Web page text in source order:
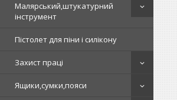
Малярський,штукатурний
інструмент
Пістолет для піни і силікону
Захист праці
Ящики,сумки,пояси